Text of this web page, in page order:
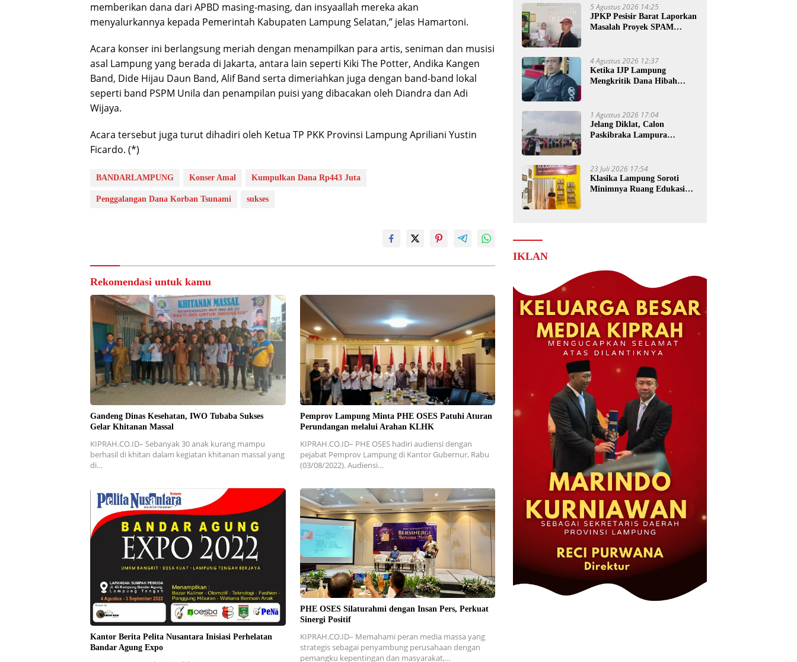
memberikan dana dari APBD masing-masing, dan insyaallah mereka akan
menyalurkannya kepada Pemerintah Kabupaten Lampung Selatan,” jelas Hamartoni.
Acara konser ini berlangsung meriah dengan menampilkan para artis, seniman dan musisi
asal Lampung yang berada di Jakarta, antara lain seperti Kiki The Potter, Andika Kangen
Band, Dide Hijau Daun Band, Alif Band serta dimeriahkan juga dengan band-band lokal
seperti band PSPM Unila dan penampilan puisi yang dibacakan oleh Diandra dan Adi
Wijaya.
Acara tersebut juga turut dihadiri oleh Ketua TP PKK Provinsi Lampung Apriliani Yustin
Ficardo. (*)
BANDARLAMPUNG Konser Amal Kumpulkan Dana Rp443 Juta
Penggalangan Dana Korban Tsunami sukses
Rekomendasi untuk kamu
Gandeng Dinas Kesehatan, IWO Tubaba Sukses
Gelar Khitanan Massal
KIPRAH.CO.ID– Sebanyak 30 anak kurang mampu
berhasil di khitan dalam kegiatan khitanan massal yang
di…
Pemprov Lampung Minta PHE OSES Patuhi Aturan
Perundangan melalui Arahan KLHK
KIPRAH.CO.ID– PHE OSES hadiri audiensi dengan
pejabat Pemprov Lampung di Kantor Gubernur, Rabu
(03/08/2022). Audiensi…
Kantor Berita Pelita Nusantara Inisiasi Perhelatan
Bandar Agung Expo
PHE OSES Silaturahmi dengan Insan Pers, Perkuat
Sinergi Positif
KIPRAH.CO.ID– Memahami peran media massa yang
strategis sebagai penyambung perusahaan dengan
pemangku kepentingan dan masyarakat,…
5 Agustus 2026 14:25
JPKP Pesisir Barat Laporkan
Masalah Proyek SPAM
4 Agustus 2026 12:37
Ketika IJP Lampung
Mengkritik Dana Hibah
1 Agustus 2026 17:04
Jelang Diklat, Calon
Paskibraka Lampura
23 Juli 2026 17:54
Klasika Lampung Soroti
Minimnya Ruang Edukasi
IKLAN